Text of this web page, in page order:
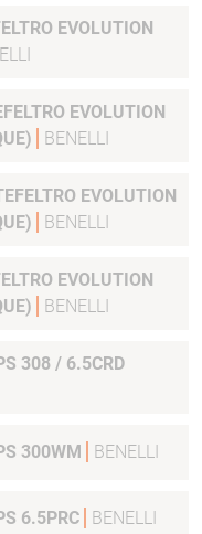
EVOLUTION
EVOLUTION
BENELLI
EVOLUTION
BENELLI
EVOLUTION
BENELLI
308 / 6.5CRD
300WM BENELLI
6.5PRC BENELLI